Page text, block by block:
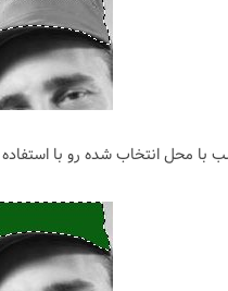
با محل انتخاب شده رو با استفاده